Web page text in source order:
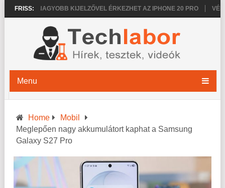
FRISS:NAGYOBB KIJELZŐVEL ÉRKEZHET AZ IPHONE 20 PRO
Menu
Home
Mobil
Meglepően nagy akkumulátort kaphat a Samsung
Galaxy S27 Pro